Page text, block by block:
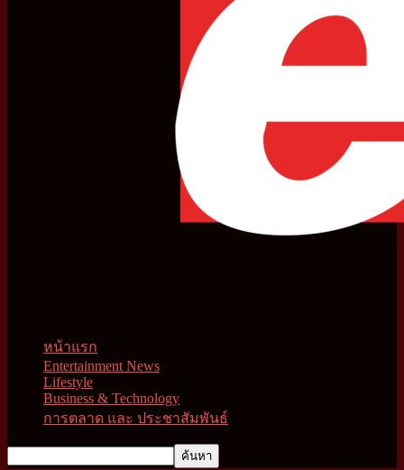
หน้าแรก
Entertainment News
Lifestyle
Business & Technology
การตลาด และ ประชาสัมพันธ์